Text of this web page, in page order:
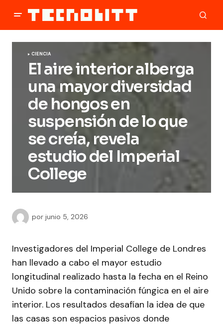
CIENCIA
El aire interior alberga
una mayor diversidad
de hongos en
suspensión de lo que
se creía, revela
estudio del Imperial
College
por junio 5, 2026
Investigadores del Imperial College de Londres
han llevado a cabo el mayor estudio
longitudinal realizado hasta la fecha en el Reino
Unido sobre la contaminación fúngica en el aire
interior. Los resultados desafían la idea de que
las casas son espacios pasivos donde